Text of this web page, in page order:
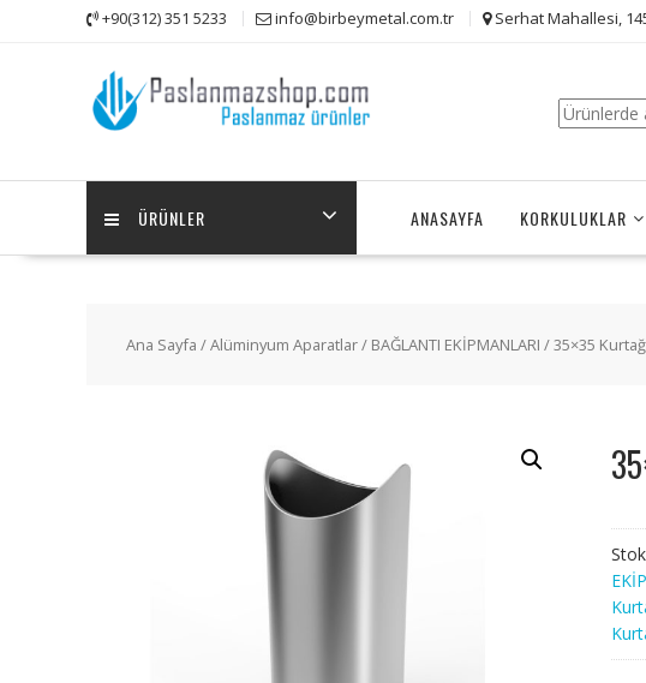
+90(312) 351 5233 info@birbeymetal.com.tr Serhat Mahallesi,
Ara:
ÜRÜNLER ANASAYFA KORKULUKLAR
Ana Sayfa /Alüminyum Aparatlar/ BAĞLANTI EKİPMANLARI / 35×35